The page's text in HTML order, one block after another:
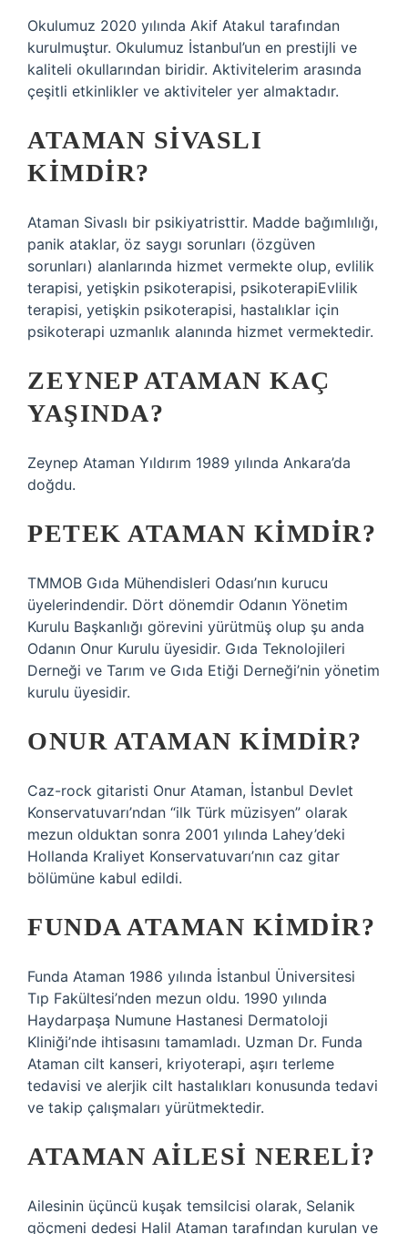
Okulumuz 2020 yılında Akif Atakul tarafından
kurulmuştur. Okulumuz İstanbul’un en prestijli ve
kaliteli okullarından biridir. Aktivitelerim arasında
çeşitli etkinlikler ve aktiviteler yer almaktadır.
ATAMAN SIVASLI
KIMDIR?
Ataman Sivaslı bir psikiyatristtir. Madde bağımlılığı,
panik ataklar, öz saygı sorunları (özgüven
sorunları) alanlarında hizmet vermekte olup, evlilik
terapisi, yetişkin psikoterapisi, psikoterapiEvlilik
terapisi, yetişkin psikoterapisi, hastalıklar için
psikoterapi uzmanlık alanında hizmet vermektedir.
ZEYNEP ATAMAN KAÇ
YAŞINDA?
Zeynep Ataman Yıldırım 1989 yılında Ankara’da
doğdu.
PETEK ATAMAN KIMDIR?
TMMOB Gıda Mühendisleri Odası’nın kurucu
üyelerindendir. Dört dönemdir Odanın Yönetim
Kurulu Başkanlığı görevini yürütmüş olup şu anda
Odanın Onur Kurulu üyesidir. Gıda Teknolojileri
Derneği ve Tarım ve Gıda Etiği Derneği’nin yönetim
kurulu üyesidir.
ONUR ATAMAN KIMDIR?
Caz-rock gitaristi Onur Ataman, İstanbul Devlet
Konservatuvarı’ndan “ilk Türk müzisyen” olarak
mezun olduktan sonra 2001 yılında Lahey’deki
Hollanda Kraliyet Konservatuvarı’nın caz gitar
bölümüne kabul edildi.
FUNDA ATAMAN KIMDIR?
Funda Ataman 1986 yılında İstanbul Üniversitesi
Tıp Fakültesi’nden mezun oldu. 1990 yılında
Haydarpaşa Numune Hastanesi Dermatoloji
Kliniği’nde ihtisasını tamamladı. Uzman Dr. Funda
Ataman cilt kanseri, kriyoterapi, aşırı terleme
tedavisi ve alerjik cilt hastalıkları konusunda tedavi
ve takip çalışmaları yürütmektedir.
ATAMAN AILESI NERELI?
Ailesinin üçüncü kuşak temsilcisi olarak, Selanik
göçmeni dedesi Halil Ataman tarafından kurulan ve